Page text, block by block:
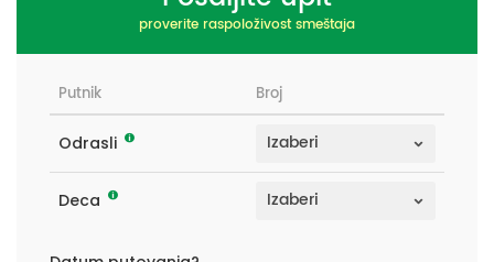
proverite raspoloživost smeštaja
Putnik Broj
Odrasli
Deca